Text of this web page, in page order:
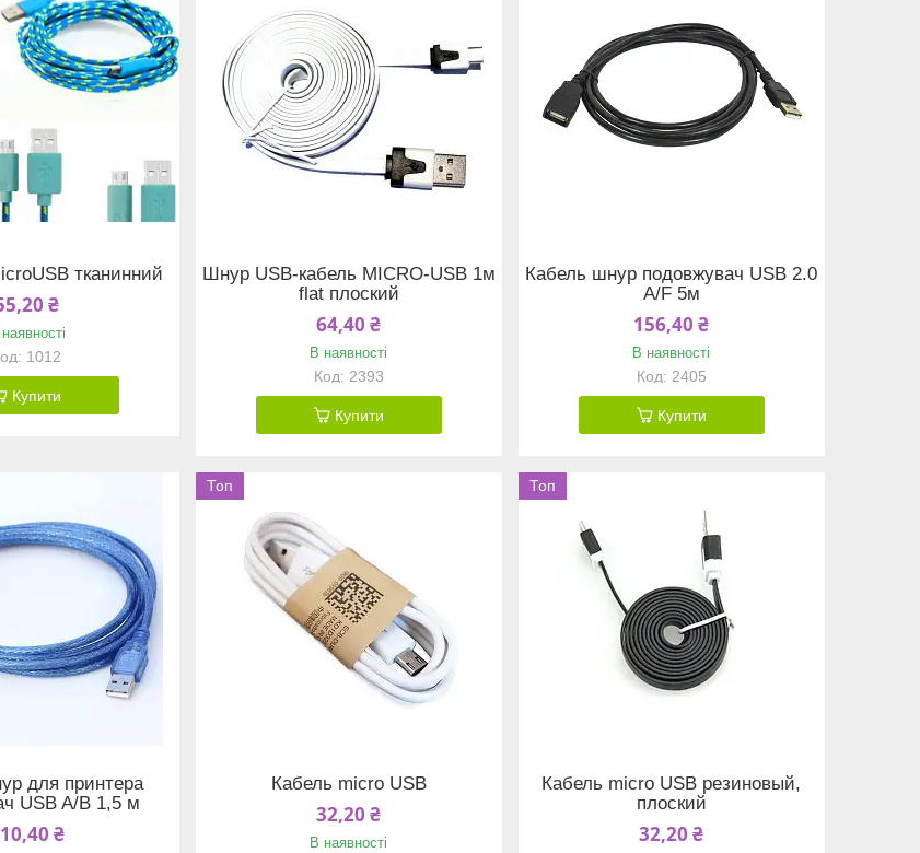
тканинний
₴
1012
Купити
Шнур USB-кабель MICRO-USB 1м
flat плоский
64,40 ₴
В наявності
2393
Купити
Кабель шнур подовжувач USB 2.0
A/F 5м
156,40 ₴
В наявності
2405
Купити
для принтера
USB A/B 1,5 м
₴
Топ
Кабель micro USB
32,20 ₴
В наявності
Топ
Кабель micro USB резиновый,
плоский
32,20 ₴